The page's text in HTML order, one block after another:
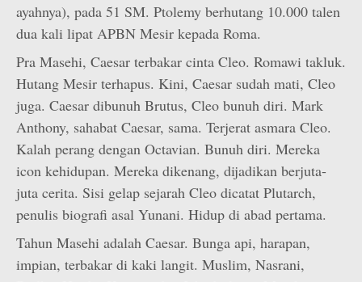
ayahnya), pada 51 SM. Ptolemy berhutang 10.000 talen
dua kali lipat APBN Mesir kepada Roma.
Pra Masehi, Caesar terbakar cinta Cleo. Romawi takluk.
Hutang Mesir terhapus. Kini, Caesar sudah mati, Cleo
juga. Caesar dibunuh Brutus, Cleo bunuh diri. Mark
Anthony, sahabat Caesar, sama. Terjerat asmara Cleo.
Kalah perang dengan Octavian. Bunuh diri. Mereka
icon kehidupan. Mereka dikenang, dijadikan berjuta-
juta cerita. Sisi gelap sejarah Cleo dicatat Plutarch,
penulis biografi asal Yunani. Hidup di abad pertama.
Tahun Masehi adalah Caesar. Bunga api, harapan,
impian, terbakar di kaki langit. Muslim, Nasrani,